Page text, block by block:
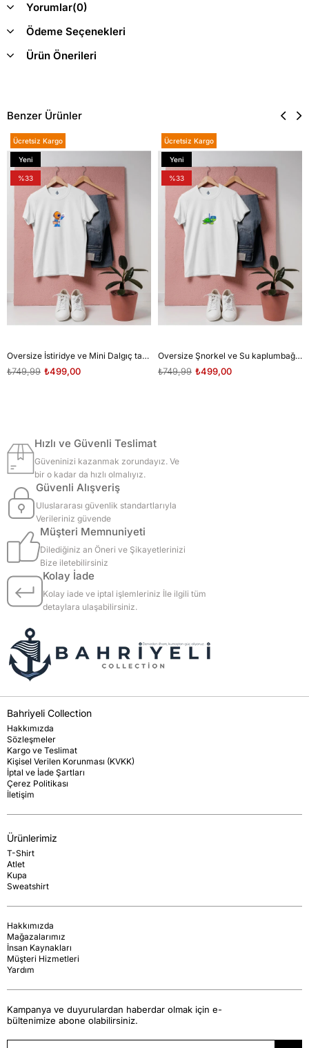
Yorumlar(0)
Ödeme Seçenekleri
Ürün Önerileri
Benzer Ürünler
Oversize İstiridye ve Mini Dalgıç tasarım unisex T-shirt
₺499,00
₺749,99
Ücretsiz Kargo
Yeni
Ürün
%33
Oversize Şnorkel ve Su kaplumbağası tasarım unisex T-shirt
₺499,00
₺749,99
Ücretsiz Kargo
Yeni
Ürün
%33
Hızlı ve Güvenli Teslimat
Güveninizi kazanmak zorundayız. Ve
bir o kadar da hızlı olmalıyız.
Güvenli Alışveriş
Uluslararası güvenlik standartlarıyla
Verileriniz güvende
Müşteri Memnuniyeti
Dilediğiniz an Öneri ve Şikayetlerinizi
Bize iletebilirsiniz
Kolay İade
Kolay iade ve iptal işlemleriniz İle ilgili tüm
detaylara ulaşabilirsiniz.
Bahriyeli Collection
Hakkımızda
Sözleşmeler
Kargo ve Teslimat
Kişisel Verilen Korunması (KVKK)
İptal ve İade Şartları
Çerez Politikası
İletişim
Ürünlerimiz
T-Shirt
Atlet
Kupa
Sweatshirt
Hakkımızda
Mağazalarımız
İnsan Kaynakları
Müşteri Hizmetleri
Yardım
Kampanya ve duyurulardan haberdar olmak için e-
bültenimize abone olabilirsiniz.